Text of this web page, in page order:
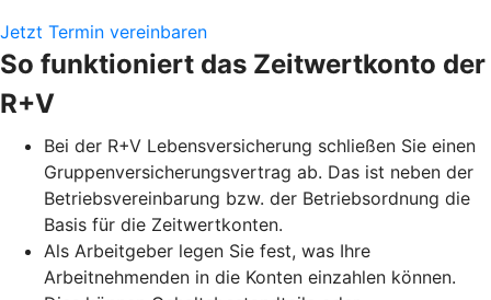
Jetzt Termin vereinbaren
So funktioniert das Zeitwertkonto der
R+V
Bei der R+V Lebensversicherung schließen Sie einen
Gruppenversicherungsvertrag ab. Das ist neben der
Betriebsvereinbarung bzw. der Betriebsordnung die
Basis für die Zeitwertkonten.
Als Arbeitgeber legen Sie fest, was Ihre
Arbeitnehmenden in die Konten einzahlen können.